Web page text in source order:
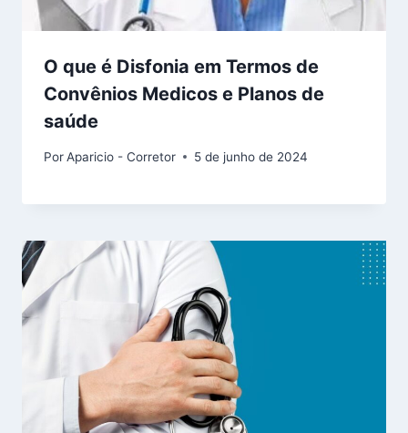
O que é Disfonia em Termos de
Convênios Medicos e Planos de
saúde
PorAparicio - Corretor 5 de junho de 2024